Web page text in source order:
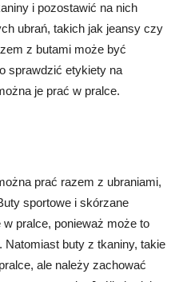
i pozostawić na nich
ubrań, takich jak jeansy czy
z butami może być
sprawdzić etykiety na
je prać w pralce.
prać razem z ubraniami,
sportowe i skórzane
pralce, ponieważ może to
buty z tkaniny, takie
ale należy zachować